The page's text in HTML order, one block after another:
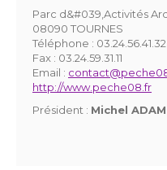
Parc d&#039,Activités
08090 TOURNES
Téléphone : 03.24.56.41.32
Fax : 03.24.59.31.11
Email :
http://www.peche08.fr
Président : Michel ADAM